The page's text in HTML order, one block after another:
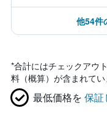
他54件
*合計にはチェックアウ
料（概算）が含まれてい
最低価格を 保証